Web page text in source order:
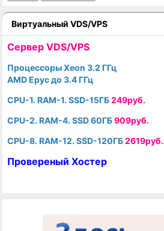
Виртуальный VDS/VPS
Cервер VDS/VPS
Процессоры Xeon 3.2 ГГц
AMD Epyc до 3.4 ГГц
CPU-1. RAM-1. SSD-15ГБ249руб.
CPU-2. RAM-4. SSD 60ГБ909руб.
CPU-8. RAM-12. SSD-120ГБ2619руб.
Провереный Хостер